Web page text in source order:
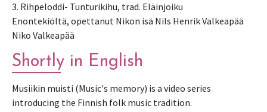
3. Rihpeloddi- Tunturikihu, trad. Eläinjoiku
Enontekiöltä, opettanut Nikon isä Nils Henrik Valkeapää
Niko Valkeapää
Shortly in English
Musiikin muisti (Music's memory) is a video series
introducing the Finnish folk music tradition.